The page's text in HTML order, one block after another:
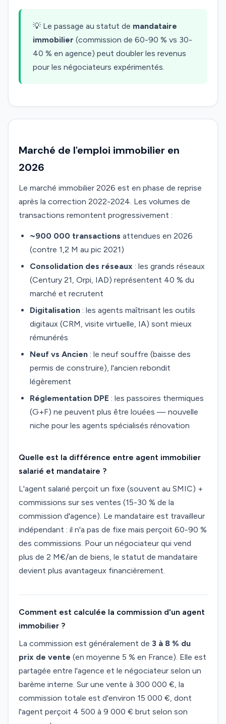
💡 Le passage au statut de mandataire
immobilier (commission de 60-90 % vs 30-
40 % en agence) peut doubler les revenus
pour les négociateurs expérimentés.
Marché de l'emploi immobilier en
2026
Le marché immobilier 2026 est en phase de reprise
après la correction 2022-2024. Les volumes de
transactions remontent progressivement :
~900 000 transactions attendues en 2026
(contre 1,2 M au pic 2021)
Consolidation des réseaux : les grands réseaux
(Century 21, Orpi, IAD) représentent 40 % du
marché et recrutent
Digitalisation : les agents maîtrisant les outils
digitaux (CRM, visite virtuelle, IA) sont mieux
rémunérés
Neuf vs Ancien : le neuf souffre (baisse des
permis de construire), l'ancien rebondit
légèrement
Réglementation DPE : les passoires thermiques
(G+F) ne peuvent plus être louées — nouvelle
niche pour les agents spécialisés rénovation
Quelle est la différence entre agent immobilier
salarié et mandataire ?
L'agent salarié perçoit un fixe (souvent au SMIC) +
commissions sur ses ventes (15-30 % de la
commission d'agence). Le mandataire est travailleur
indépendant : il n'a pas de fixe mais perçoit 60-90 %
des commissions. Pour un négociateur qui vend
plus de 2 M€/an de biens, le statut de mandataire
devient plus avantageux financièrement.
Comment est calculée la commission d'un agent
immobilier ?
La commission est généralement de 3 à 8 % du
prix de vente (en moyenne 5 % en France). Elle est
partagée entre l'agence et le négociateur selon un
barème interne. Sur une vente à 300 000 €, la
commission totale est d'environ 15 000 €, dont
l'agent perçoit 4 500 à 9 000 € brut selon son